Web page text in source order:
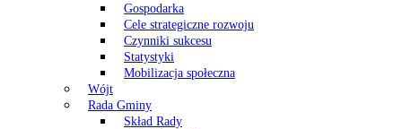
Gospodarka
Cele strategiczne rozwoju
Czynniki sukcesu
Statystyki
Mobilizacja społeczna
Wójt
Rada Gminy
Skład Rady